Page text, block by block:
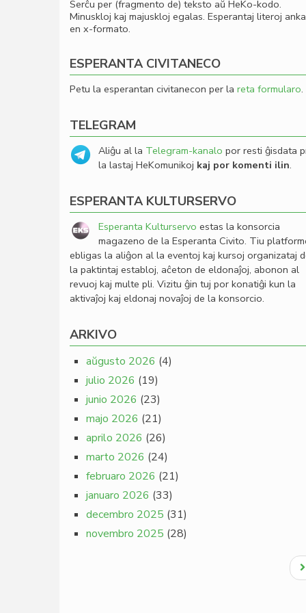
Serĉu per (fragmento de) teksto aŭ HeKo-kodo.
Minuskloj kaj majuskloj egalas. Esperantaj literoj
en x-formato.
ESPERANTA CIVITANECO
Petu la esperantan civitanecon per la reta formularo.
TELEGRAM
Aliĝu al la Telegram-kanalo por resti ĝisdata
la lastaj HeKomunikoj kaj por komenti ilin.
ESPERANTA KULTURSERVO
Esperanta Kulturservo estas la konsorcia
magazeno de la Esperanta Civito. Tiu
ebligas la aliĝon al la eventoj kaj kursoj organizataj
la paktintaj establoj, aĉeton de eldonaĵoj, abonon al
revuoj kaj multe pli. Vizitu ĝin tuj por konatiĝi kun la
aktivaĵoj kaj eldonaj novaĵoj de la konsorcio.
ARKIVO
aŭgusto 2026 (4)
julio 2026 (19)
junio 2026 (23)
majo 2026 (21)
aprilo 2026 (26)
marto 2026 (24)
februaro 2026 (21)
januaro 2026 (33)
decembro 2025 (31)
novembro 2025 (28)